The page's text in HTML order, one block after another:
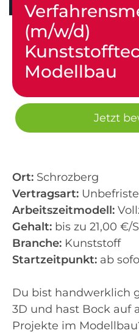
(m/w/d)
Modellbau
Jetzt
Ort: Schrozberg
Vertragsart:
Arbeitszeitmodell:
Gehalt: bis zu 21,00 €/
Branche: Kunststoff
Startzeitpunkt: ab
Du bist handwerklich
3D und hast Bock auf
Projekte im